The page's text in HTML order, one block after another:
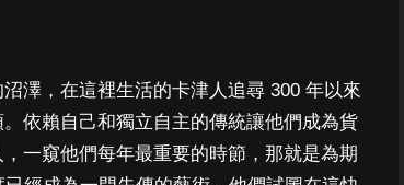
澤，在這裡生活的卡津人追尋 300 年以來
依賴自己和獨立自主的傳統讓他們成為貨
一窺他們每年最重要的時節，那就是為期